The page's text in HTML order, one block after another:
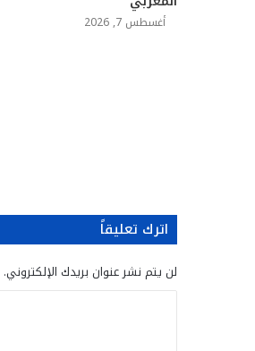
أغسطس 7, 2026
اترك تعليقاً
لن يتم نشر عنوان بريدك الإلكتروني.